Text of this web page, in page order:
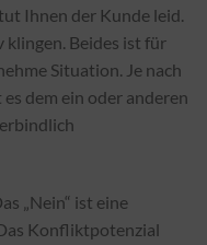
Ihnen der Kunde leid.
klingen. Beides ist für
Situation. Je nach
dem ein oder anderen
„Nein“ ist eine
Konfliktpotenzial